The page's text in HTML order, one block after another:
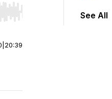
Hold shift to jump
20:39
See All